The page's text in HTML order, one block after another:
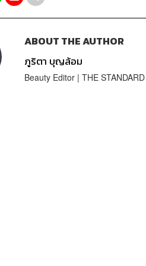
ABOUT THE AUTHOR
ภูริตา บุญล้อม
Beauty Editor | THE